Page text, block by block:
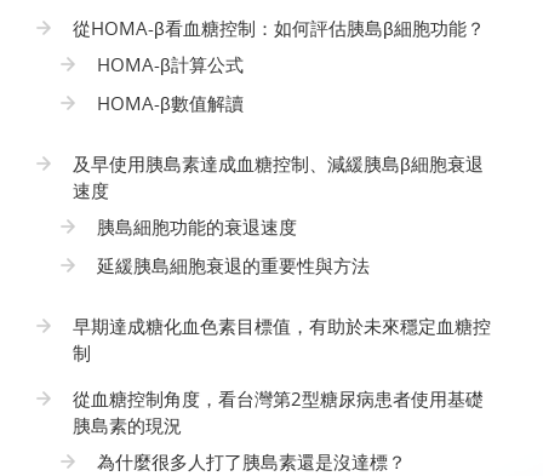
從HOMA-β看血糖控制：如何評估胰島β細胞功能？
HOMA-β計算公式
HOMA-β數值解讀
及早使用胰島素達成血糖控制、減緩胰島β細胞衰退
速度
胰島細胞功能的衰退速度
延緩胰島細胞衰退的重要性與方法
早期達成糖化血色素目標值，有助於未來穩定血糖控
制
從血糖控制角度，看台灣第2型糖尿病患者使用基礎
胰島素的現況
為什麼很多人打了胰島素還是沒達標？